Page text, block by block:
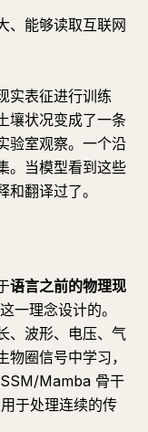
、能够读取互联网
实表征进行训练
壤状况变成了一条
验室观察。一个沿
。当模型看到这些
翻译过了。
语言之前的物理现
一理念设计的。
、波形、电压、气
圈信号中学习，
Mamba 骨干
于处理连续的传